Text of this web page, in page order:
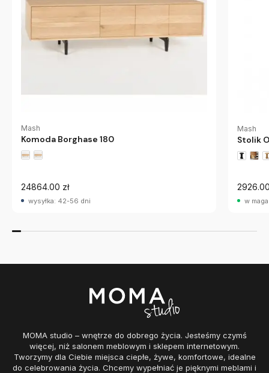
Mash
Komoda Borghase 180
24864.00 zł
wysyłka: 42-56 dni
Mash
Stolik
w
MOMA studio – wnętrze do dobrego życia. Jesteśmy czymś
więcej, niż salonem meblowym i sklepem internetowym.
Tworzymy dla Ciebie miejsca ciepłe, żywe, komfortowe, idealne
do celebrowania życia. Chcemy wypełniać je pięknymi meblami i